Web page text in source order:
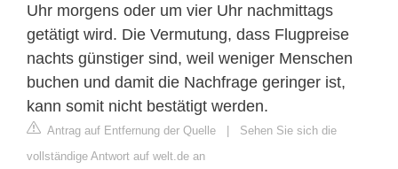
Uhr morgens oder um vier Uhr nachmittags
getätigt wird. Die Vermutung, dass Flugpreise
nachts günstiger sind, weil weniger Menschen
buchen und damit die Nachfrage geringer ist,
kann somit nicht bestätigt werden.
Antrag auf Entfernung der Quelle | Sehen Sie sich die
vollständige Antwort auf welt.de an